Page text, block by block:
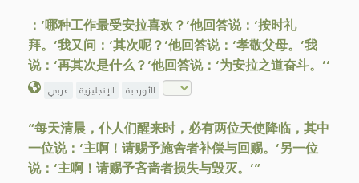
：‘哪种工作最受安拉喜欢？’他回答说：‘按时礼
拜。’我又问：‘其次呢？’他回答说：‘孝敬父母。’我
说：‘再其次是什么？’他回答说：‘为安拉之道奋斗。’‘
عربي الإنجليزية الأوردية
“每天清晨，仆人们醒来时，必有两位天使降临，其中
一位说：‘主啊！请赐予施舍者补偿与回赐。’另一位
说：‘主啊！请赐予吝啬者损失与毁灭。’”